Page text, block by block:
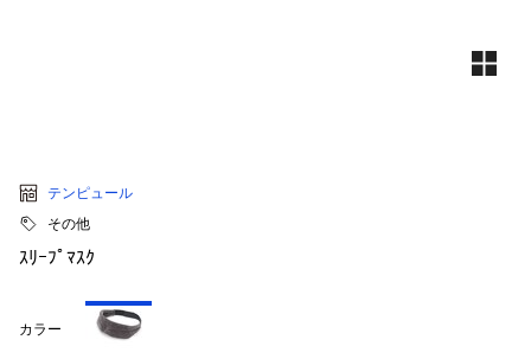
テンピュール
その他
ｽﾘｰﾌﾟﾏｽｸ
カラー